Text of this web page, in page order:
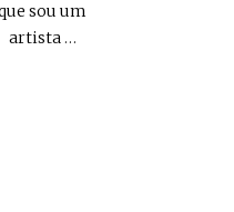
sou um
artista…